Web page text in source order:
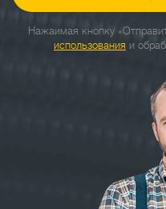
Нажаимая кнопку
использования и